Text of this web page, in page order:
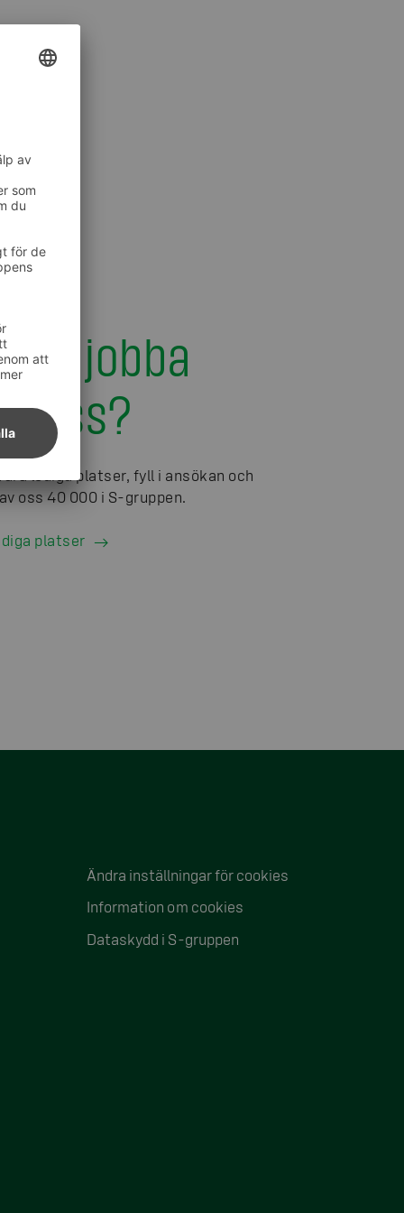
du jobba
oss?
lediga platser, fyll i ansökan och
oss 40 000 i S-gruppen.
platser
Ändra inställningar för cookies
Information om cookies
Dataskydd i S-gruppen